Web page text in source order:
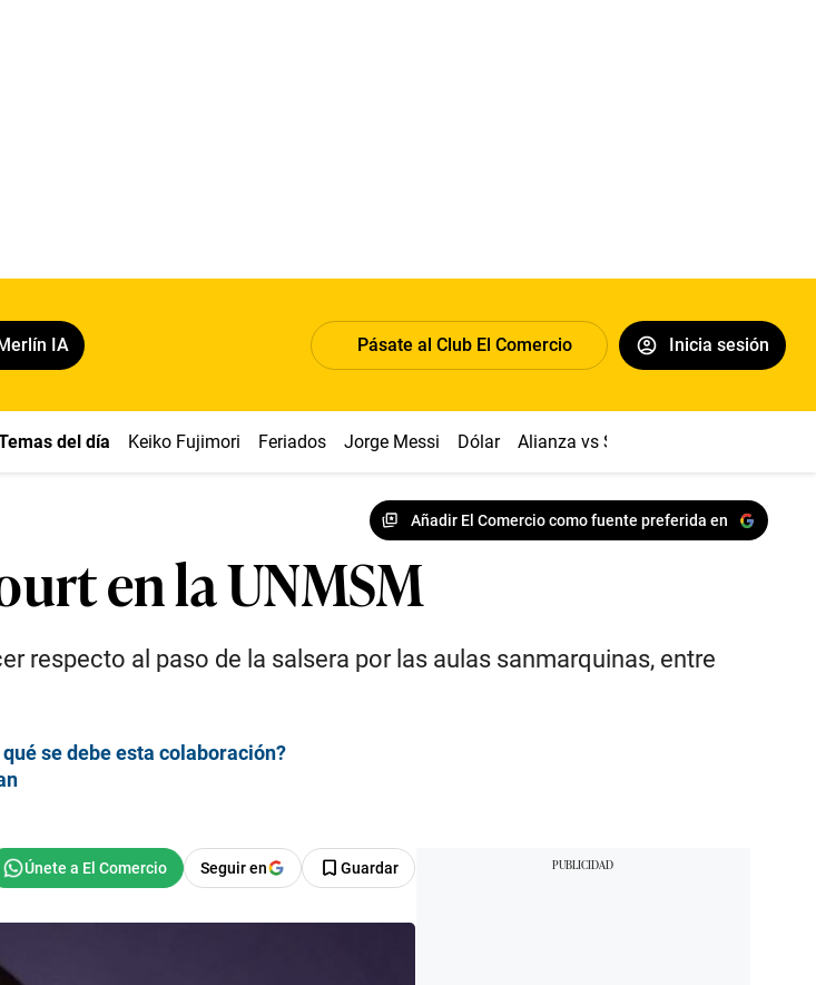
IA Pásate al Club El Comercio Inicia sesión
del día Keiko Fujimori Feriados Jorge Messi Dólar Alianza vs Sport Boys
Añadir El Comercio como fuente preferida en
en la UNMSM
respecto al paso de la salsera por las aulas sanmarquinas, entre
se debe esta colaboración?
Seguir en Guardar